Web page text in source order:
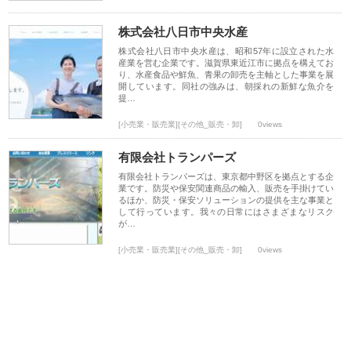
株式会社八日市中央水産
株式会社八日市中央水産は、昭和57年に設立された水
産業を営む企業です。滋賀県東近江市に拠点を構えてお
り、水産食品や鮮魚、青果の卸売を主軸とした事業を展
開しています。同社の強みは、朝採れの新鮮な魚介を
提…
[小売業・販売業][その他_販売・卸] 0views
有限会社トランパーズ
有限会社トランパーズは、東京都中野区を拠点とする企
業です。防災や保安関連商品の輸入、販売を手掛けてい
るほか、防災・保安ソリューションの提供を主な事業と
して行っています。我々の日常にはさまざまなリスク
が…
[小売業・販売業][その他_販売・卸] 0views